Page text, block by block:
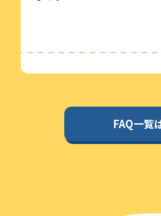
FAQ一覧